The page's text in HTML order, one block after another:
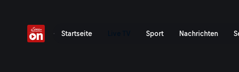
Startseite Sport Nachrichten
Das aktuelle TV-Programm